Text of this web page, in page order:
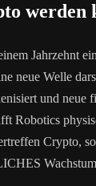
werden
Jahrzehnt
neue Welle
und neue
Robotics
Crypto,